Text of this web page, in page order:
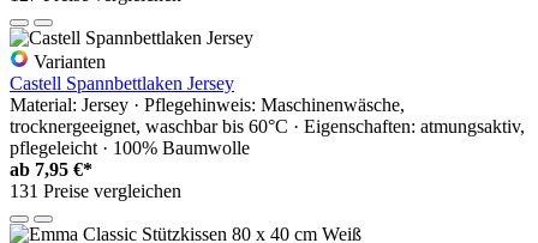
Varianten
Castell Spannbettlaken Jersey
Material: Jersey · Pflegehinweis: Maschinenwäsche,
trocknergeeignet, waschbar bis 60°C · Eigenschaften: atmungsaktiv,
pflegeleicht · 100% Baumwolle
ab 7,95 €*
131 Preise vergleichen